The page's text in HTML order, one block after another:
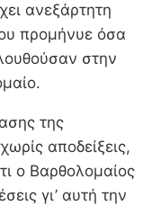
ανεξάρτητη
προμήνυε όσα
στην
της
αποδείξεις,
ο Βαρθολομαίος
γι’ αυτή την